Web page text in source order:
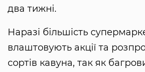
два тижні.
Наразі більшість
влаштовують акції та
сортів кавуна, так як